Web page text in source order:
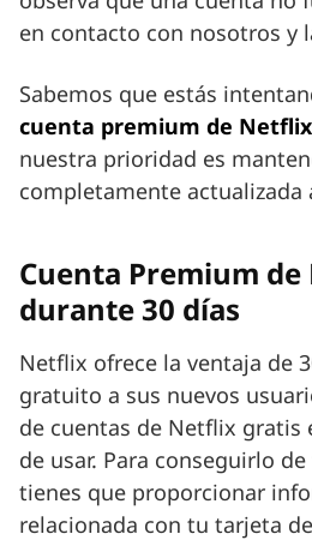
en contacto con nosotros y
Sabemos que estás
cuenta premium de
nuestra prioridad es
completamente actualizada
Cuenta Premium
durante 30 días
Netflix ofrece la ventaja de
gratuito a sus nuevos
de cuentas de Netflix gratis
de usar. Para conseguirlo
tienes que proporcionar
relacionada con tu tarjeta